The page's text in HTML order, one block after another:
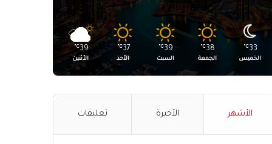
33
℃
الخميس
38
℃
الجمعة
39
℃
السبت
37
℃
الأحد
39
℃
الأثنين
الأشهر الأخيرة تعليقات